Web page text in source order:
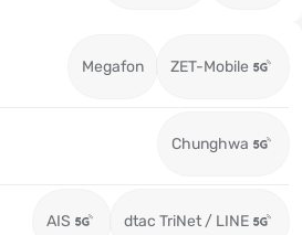
Megafon ZET-Mobile
Chunghwa
AIS dtac TriNet / LINE